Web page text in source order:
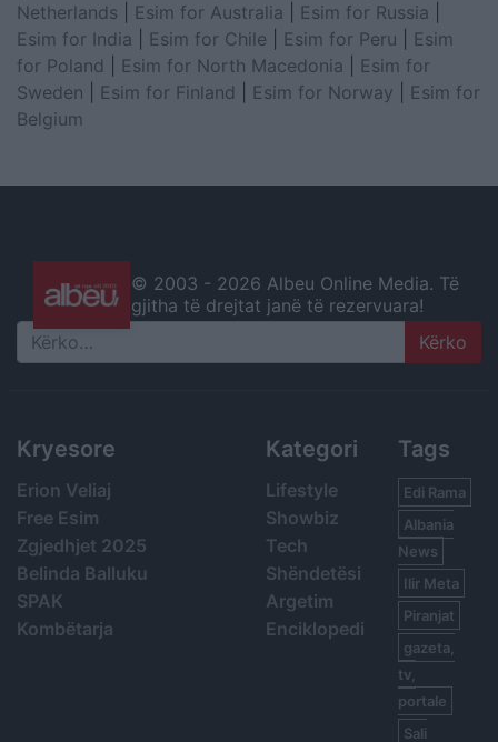
Netherlands
Esim for Australia Esim for Russia
Esim for India
Esim for Chile Esim for Peru
Esim
for Poland
Esim for North Macedonia
Esim for
Sweden
Esim for Finland Esim for Norway
Esim for
Belgium
© 2003 - 2026 Albeu Online Media. Të
gjitha të drejtat janë të rezervuara!
Search
Kryesore
Erion Veliaj
Free Esim
Zgjedhjet 2025
Belinda Balluku
SPAK
Kombëtarja
Kategori
Lifestyle
Showbiz
Tech
Shëndetësi
Argetim
Enciklopedi
Tags
Edi Rama
Albania
News
Ilir Meta
Piranjat
gazeta,
tv,
portale
Sali